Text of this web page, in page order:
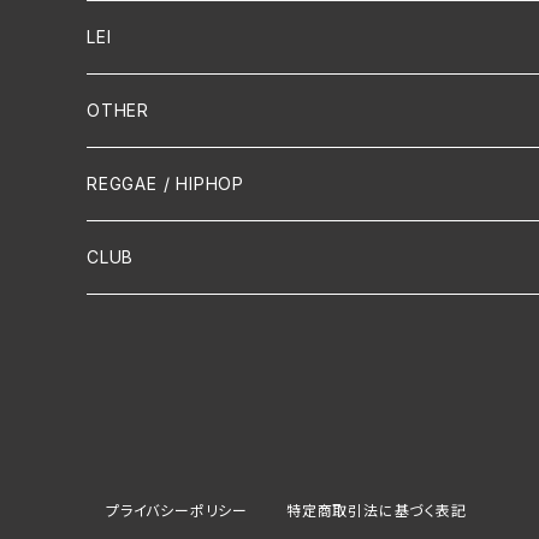
Guitar / Ukulele
Mandolin
声楽
吹奏楽
LEI
OTHER
REGGAE / HIPHOP
CLUB
プライバシーポリシー 特定商取引法に基づく表記